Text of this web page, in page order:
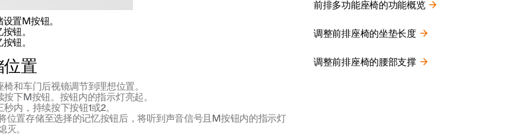
设置M按钮。
钮。
钮。
位置
椅和车门后视镜调节到理想位置。
按下 M按钮。按钮内的指示灯亮起。
秒内，持续按下按钮1或2。
位置存储至选择的记忆按钮后，将听到声音信号且 M按钮内的指示灯
灭。
前排多功能座椅的功能概览
调整前排座椅的坐垫长度
调整前排座椅的腰部支撑